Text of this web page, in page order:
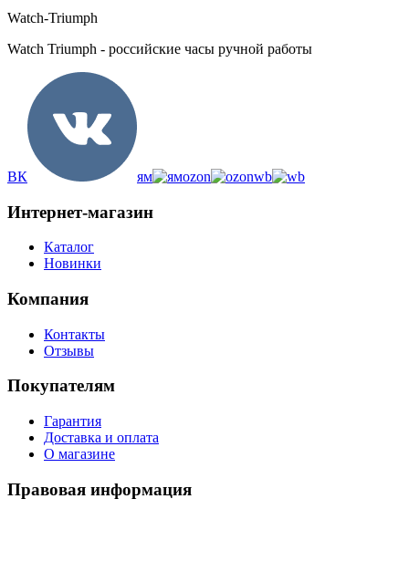
Watch-Triumph
Watch Triumph - российские часы ручной работы
ВК ям ozon wb
Интернет-магазин
Каталог
Новинки
Компания
Контакты
Отзывы
Покупателям
Гарантия
Доставка и оплата
О магазине
Правовая информация